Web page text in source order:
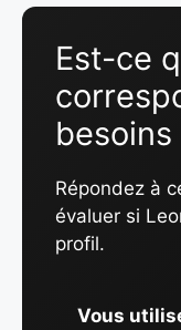
Est-ce
besoins
Répondez à
évaluer si
profil.
Vous